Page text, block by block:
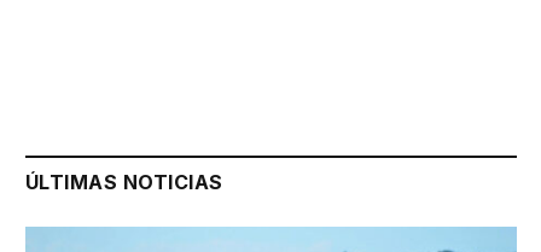
ÚLTIMAS NOTICIAS